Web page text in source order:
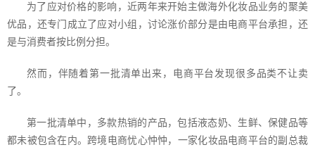
为了应对价格的影响，近两年来开始主做海外化妆品业务的聚美
优品，还专门成立了应对小组，讨论涨价部分是由电商平台承担，还
是与消费者按比例分担。
然而，伴随着第一批清单出来，电商平台发现很多品类不让卖
了。
第一批清单中，多款热销的产品，包括液态奶、生鲜、保健品等
都未被包含在内。跨境电商忧心忡忡，一家化妆品电商平台的副总裁